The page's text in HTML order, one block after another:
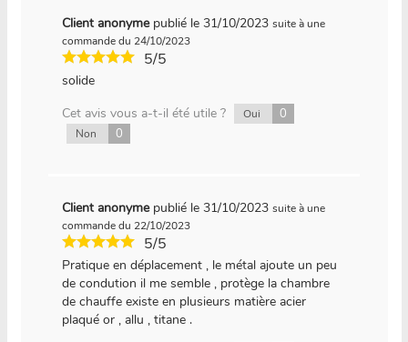
Client anonyme publié le 31/10/2023 suite à une
commande du 24/10/2023
5/5
solide
Cet avis vous a-t-il été utile ?
Oui 0
Non 0
Client anonyme publié le 31/10/2023 suite à une
commande du 22/10/2023
5/5
Pratique en déplacement , le métal ajoute un peu
de condution il me semble , protège la chambre
de chauffe existe en plusieurs matière acier
plaqué or , allu , titane .